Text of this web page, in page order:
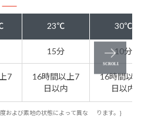
23℃ 30℃
15分 10分
7
16時間以上7
日以内
16時間以
日以内
および素地の状態によって異な ります。}